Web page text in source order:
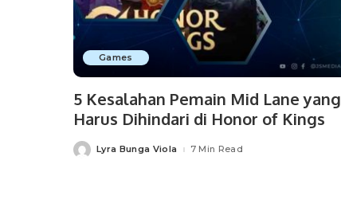
Games
5 Kesalahan Pemain Mid Lane yang
Harus Dihindari di Honor of Kings
PostedLyra Bunga Viola 7 Min Read